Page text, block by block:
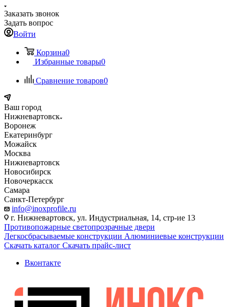
Заказать звонок
Задать вопрос
Войти
Корзина0
Избранные товары0
Сравнение товаров0
Ваш город
Нижневартовск
Воронеж
Екатеринбург
Можайск
Москва
Нижневартовск
Новосибирск
Новочеркасск
Самара
Санкт-Петербург
info@inoxprofile.ru
г. Нижневартовск, ул. Индустриальная, 14, стр-ие 13
Противопожарные светопрозрачные двери
Легкосбрасываемые конструкции Алюминиевые конструкции
Скачать каталог Скачать прайс-лист
Вконтакте